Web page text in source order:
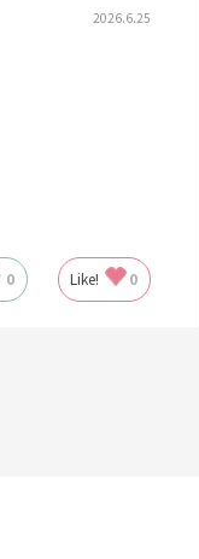
2026.6.25
0 Like! 0